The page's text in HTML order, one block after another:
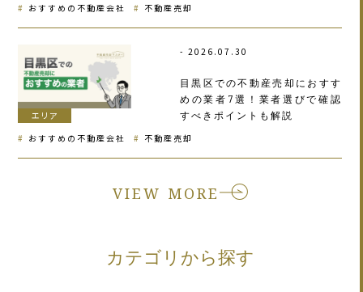
おすすめの不動産会社 不動産売却
エリア
2026.07.30
目黒区での不動産売却におすす
めの業者7選！業者選びで確認
すべきポイントも解説
おすすめの不動産会社 不動産売却
VIEW MORE
カテゴリから探す